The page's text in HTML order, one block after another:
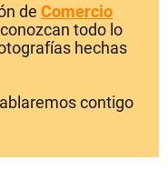
de Comercio
todo lo
hechas
contigo